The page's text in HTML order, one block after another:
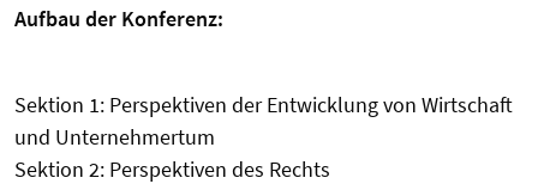
Aufbau der Konferenz:
Sektion 1: Perspektiven der Entwicklung von Wirtschaft
und Unternehmertum
Sektion 2: Perspektiven des Rechts